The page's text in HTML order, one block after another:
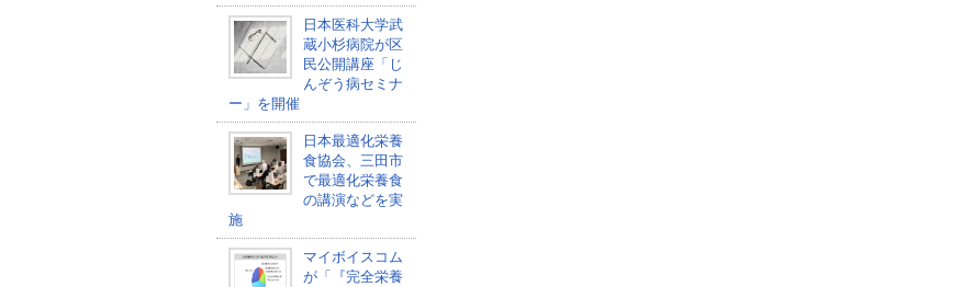
日本医科大学武
蔵小杉病院が区
民公開講座「じ
んぞう病セミナ
ー」を開催
日本最適化栄養
食協会、三田市
で最適化栄養食
の講演などを実
施
マイボイスコム
が「『完全栄養